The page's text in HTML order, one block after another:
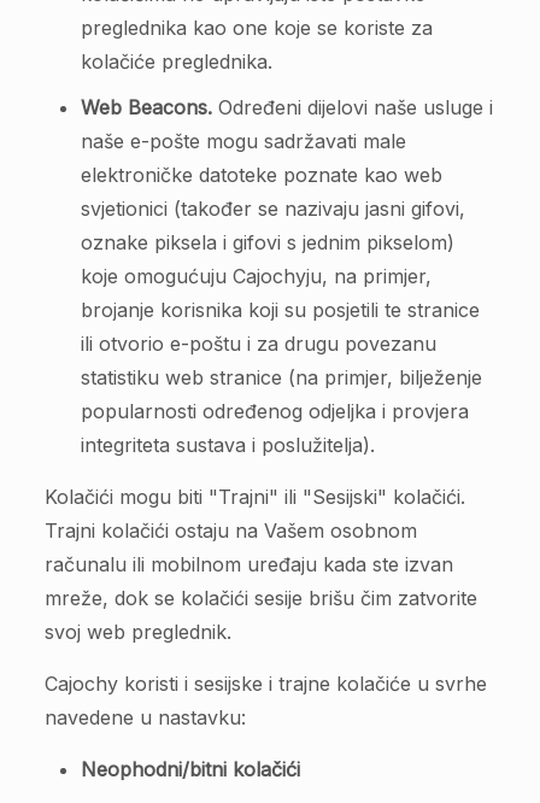
preglednika kao one koje se koriste za
kolačiće preglednika.
Web Beacons.Određeni dijelovi naše usluge i
naše e-pošte mogu sadržavati male
elektroničke datoteke poznate kao web
svjetionici (također se nazivaju jasni gifovi,
oznake piksela i gifovi s jednim pikselom)
koje omogućuju Cajochyju, na primjer,
brojanje korisnika koji su posjetili te stranice
ili otvorio e-poštu i za drugu povezanu
statistiku web stranice (na primjer, bilježenje
popularnosti određenog odjeljka i provjera
integriteta sustava i poslužitelja).
Kolačići mogu biti "Trajni" ili "Sesijski" kolačići.
Trajni kolačići ostaju na Vašem osobnom
računalu ili mobilnom uređaju kada ste izvan
mreže, dok se kolačići sesije brišu čim zatvorite
svoj web preglednik.
Cajochy koristi i sesijske i trajne kolačiće u svrhe
navedene u nastavku:
Neophodni/bitni kolačići